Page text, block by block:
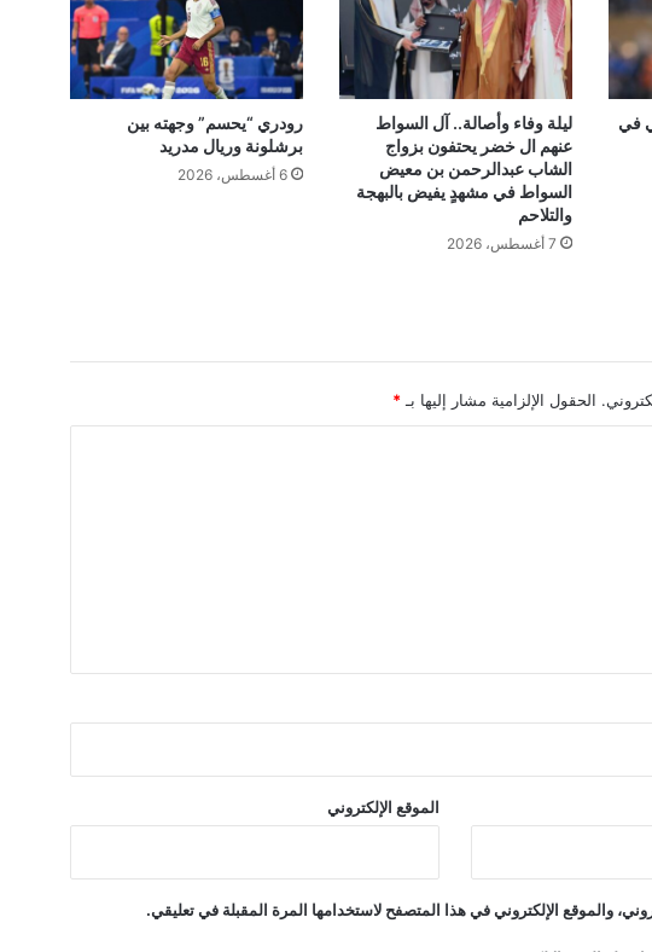
في
ليلة وفاء وأصالة.. آل السواط
عنهم ال خضر يحتفون بزواج
الشاب عبدالرحمن بن معيض
السواط في مشهدٍ يفيض بالبهجة
والتلاحم
7 أغسطس، 2026
رودري “يحسم” وجهته بين
برشلونة وريال مدريد
6 أغسطس، 2026
الحقول الإلزامية مشار إليها بـ*
الموقع الإلكتروني
والموقع الإلكتروني في هذا المتصفح لاستخدامها المرة المقبلة في تعليقي.